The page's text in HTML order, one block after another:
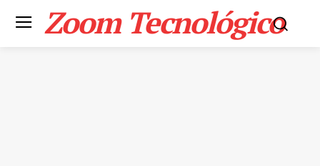
Zoom Tecnológico